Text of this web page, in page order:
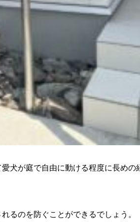
犬が庭で自由に動ける程度に長めの
るのを防ぐことができるでしょう。